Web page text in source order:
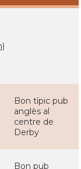
Bon típic pub
anglès al
centre de
Derby
Bon pub